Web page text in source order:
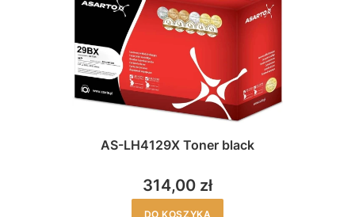
AS-LH4129X Toner black
314,00 zł
DO KOSZYKA